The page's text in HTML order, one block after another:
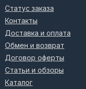
Статус заказа
Контакты
Доставка и оплата
Обмен и возврат
Договор оферты
Статьи и обзоры
Каталог